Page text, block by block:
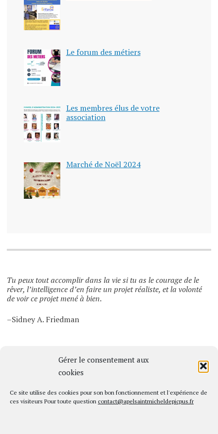
Gérer le consentement aux
cookies
Ce site utilise des cookies pour son bon fonctionnement et l'expérience de
ces visiteurs Pour toute question contact@apelsaintmicheldepicpus.fr
Le forum des métiers
Les membres élus de votre
association
Marché de Noël 2024
Tu peux tout accomplir dans la vie si tu as le courage de le
rêver, l’intelligence d’en faire un projet réaliste, et la volonté
de voir ce projet mené à bien.
–Sidney A. Friedman